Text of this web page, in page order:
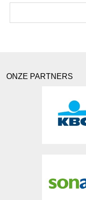
ONZE PARTNERS